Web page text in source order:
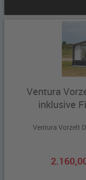
Ventura
inklusive
Ventura Vorzelt